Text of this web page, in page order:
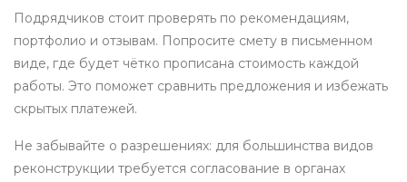
Подрядчиков стоит проверять по рекомендациям,
портфолио и отзывам. Попросите смету в письменном
виде, где будет чётко прописана стоимость каждой
работы. Это поможет сравнить предложения и избежать
скрытых платежей.
Не забывайте о разрешениях: для большинства видов
реконструкции требуется согласование в органах